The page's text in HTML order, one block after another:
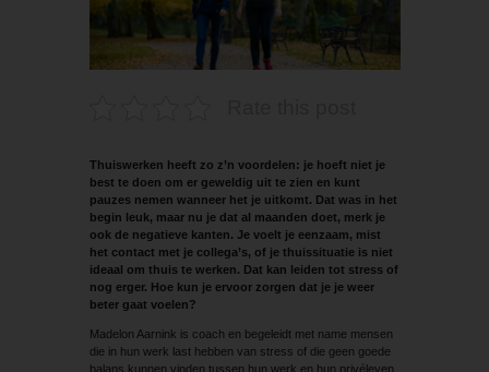
Thuiswerken heeft zo z’n voordelen: je hoeft niet je
best te doen om er geweldig uit te zien en kunt
pauzes nemen wanneer het je uitkomt. Dat was in het
begin leuk, maar nu je dat al maanden doet, merk je
ook de negatieve kanten. Je voelt je eenzaam, mist
het contact met je collega’s, of je thuissituatie is niet
ideaal om thuis te werken. Dat kan leiden tot stress of
nog erger. Hoe kun je ervoor zorgen dat je je weer
beter gaat voelen?
Madelon Aarnink is coach en begeleidt met name mensen
die in hun werk last hebben van stress of die geen goede
balans kunnen vinden tussen hun werk en hun privéleven.